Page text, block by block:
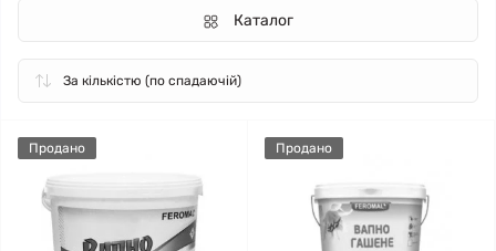
Каталог
Продано Продано